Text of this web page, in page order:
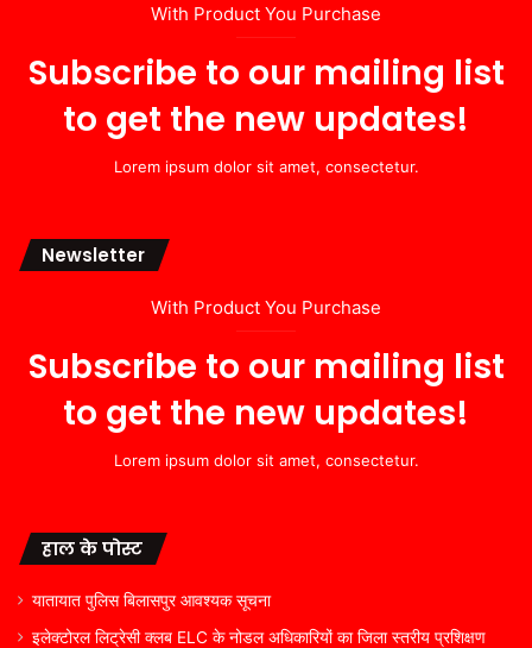
With Product You Purchase
Subscribe to our mailing list
to get the new updates!
Lorem ipsum dolor sit amet, consectetur.
Newsletter
With Product You Purchase
Subscribe to our mailing list
to get the new updates!
Lorem ipsum dolor sit amet, consectetur.
हाल के पोस्ट
यातायात पुलिस बिलासपुर आवश्यक सूचना
इलेक्टोरल लिट्रेसी क्लब ELC के नोडल अधिकारियों का जिला स्तरीय प्रशिक्षण